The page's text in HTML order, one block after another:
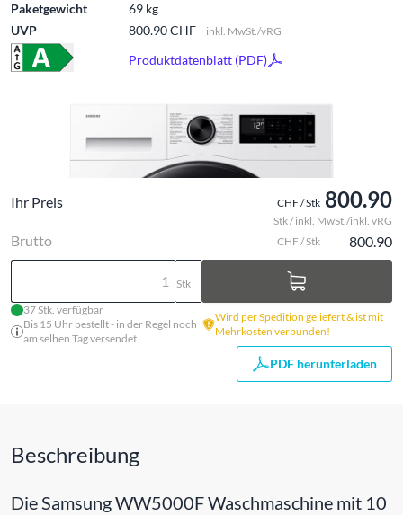
Paketgewicht
69 kg
UVP
800.90 CHF inkl. MwSt./vRG
Produktdatenblatt (PDF)
Ihr Preis CHF / Stk 800.90
Stk / inkl. MwSt./inkl. vRG
Brutto CHF / Stk 800.90
Stk
37 Stk. verfügbar
Bis 15 Uhr bestellt - in der Regel noch
am selben Tag versendet
Wird per Spedition geliefert & ist mit
Mehrkosten verbunden!
PDF herunterladen
Beschreibung
Die Samsung WW5000F Waschmaschine mit 10